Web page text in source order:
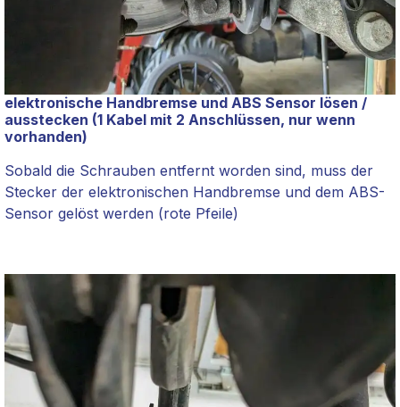
elektronische Handbremse und ABS Sensor lösen /
ausstecken (1 Kabel mit 2 Anschlüssen, nur wenn
vorhanden)
Sobald die Schrauben entfernt worden sind, muss der
Stecker der elektronischen Handbremse und dem ABS-
Sensor gelöst werden (rote Pfeile)